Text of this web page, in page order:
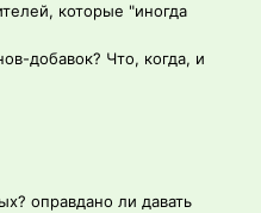
которые "иногда
добавок? Что, когда, и
оправдано ли давать